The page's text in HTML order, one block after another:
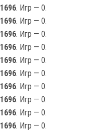
1696. Игр — 0.
1696. Игр — 0.
1696. Игр — 0.
1696. Игр — 0.
1696. Игр — 0.
1696. Игр — 0.
1696. Игр — 0.
1696. Игр — 0.
1696. Игр — 0.
1696. Игр — 0.